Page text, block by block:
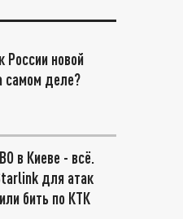
России новой
самом деле?
в Киеве - всё.
для атак
бить по КТК